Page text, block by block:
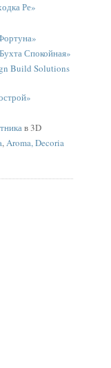
Ре»
Спокойная»
Build Solutions
в 3D
,Aroma, Decoria